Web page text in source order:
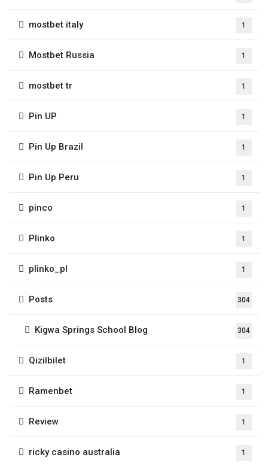
mostbet italy 1
Mostbet Russia 1
mostbet tr 1
Pin UP 1
Pin Up Brazil 1
Pin Up Peru 1
pinco 1
Plinko 1
plinko_pl 1
Posts 304
Kigwa Springs School Blog 304
Qizilbilet 1
Ramenbet 1
Review 1
ricky casino australia 1